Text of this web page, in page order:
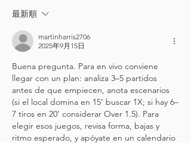
最新順
martinharris2706
2025年9月15日
Buena pregunta. Para en vivo conviene
llegar con un plan: analiza 3–5 partidos
antes de que empiecen, anota escenarios
(si el local domina en 15’ buscar 1X; si hay 6–
7 tiros en 20’ considerar Over 1.5). Para
elegir esos juegos, revisa forma, bajas y
ritmo esperado, y apóyate en un calendario